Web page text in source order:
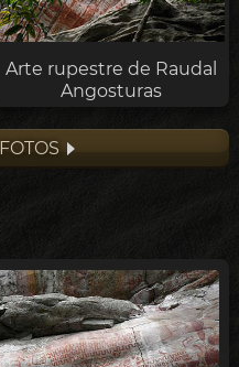
Arte rupestre de Raudal
Angosturas